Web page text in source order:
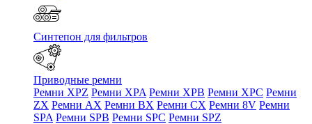
Синтепон для фильтров
Приводные ремни
Ремни XPZ Ремни XPA Ремни XPB Ремни XPC Ремни
ZX Ремни AX Ремни BX Ремни CX Ремни 8V Ремни
SPA Ремни SPB Ремни SPC Ремни SPZ